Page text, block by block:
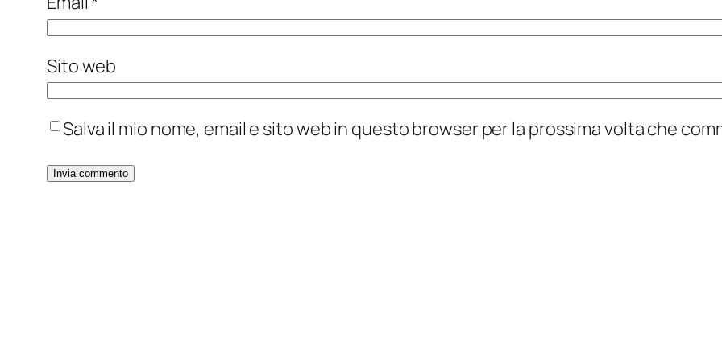
Sito web
Salva il mio nome, email e sito web in questo browser per la prossima volta che